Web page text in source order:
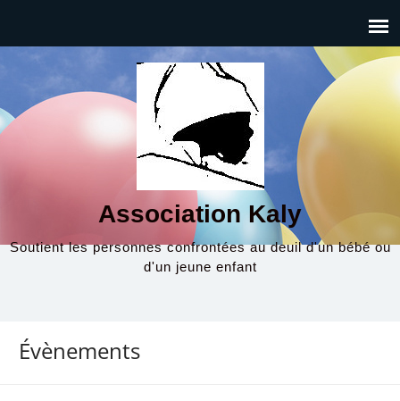
Association Kaly
Soutient les personnes confrontées au deuil d'un bébé ou
d'un jeune enfant
Évènements